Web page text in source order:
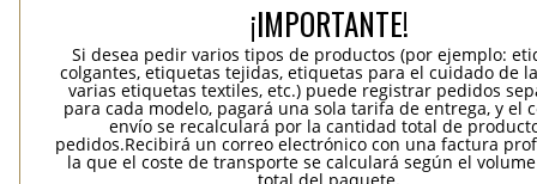
¡IMPORTANTE!
Si desea pedir varios tipos de productos (por ejemplo:
colgantes, etiquetas tejidas, etiquetas para el cuidado de
varias etiquetas textiles, etc.) puede registrar pedidos
para cada modelo, pagará una sola tarifa de entrega, y el
envío se recalculará por la cantidad total de
pedidos.Recibirá un correo electrónico con una factura
la que el coste de transporte se calculará según el